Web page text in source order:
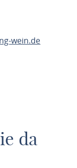
wein.de
da